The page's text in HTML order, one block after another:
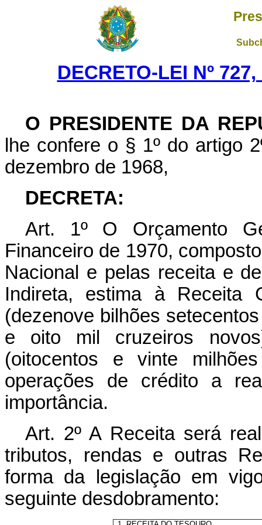
DECRETO-LEI Nº
O PRESIDENTE DA
lhe confere o § 1º do artigo
dezembro de 1968,
DECRETA:
Art. 1º O Orçamento
Financeiro de 1970,
Nacional e pelas receita e
Indireta, estima à Receita
(dezenove bilhões
e oito mil cruzeiros
(oitocentos e vinte
operações de crédito a
importância.
Art. 2º A Receita será
tributos, rendas e outras
forma da legislação em
seguinte desdobramento: